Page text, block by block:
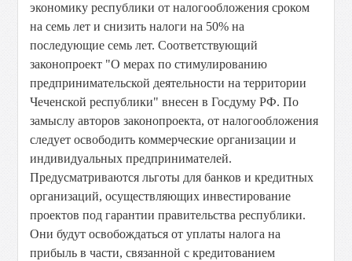
экономику республики от налогообложения сроком
на семь лет и снизить налоги на 50% на
последующие семь лет. Соответствующий
законопроект "О мерах по стимулированию
предпринимательской деятельности на территории
Чеченской республики" внесен в Госдуму РФ. По
замыслу авторов законопроекта, от налогообложения
следует освободить коммерческие организации и
индивидуальных предпринимателей.
Предусматриваются льготы для банков и кредитных
организаций, осуществляющих инвестирование
проектов под гарантии правительства республики.
Они будут освобождаться от уплаты налога на
прибыль в части, связанной с кредитованием